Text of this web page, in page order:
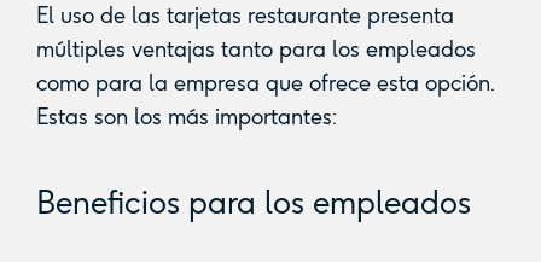
El uso de las tarjetas restaurante presenta
múltiples ventajas tanto para los empleados
como para la empresa que ofrece esta opción.
Estas son los más importantes:
Beneficios para los empleados